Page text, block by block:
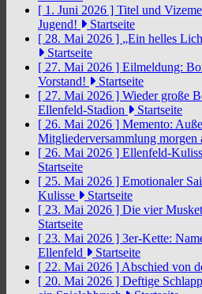
[ 1. Juni 2026 ] Titel und
Jugend!
Startseite
[ 28. Mai 2026 ] „Ein helles
Startseite
[ 27. Mai 2026 ] Eilmeldung:
Vorstand!
Startseite
[ 27. Mai 2026 ] Wieder große
Ellenfeld-Stadion
Startseite
[ 26. Mai 2026 ] Memento:
Mitgliederversammlung morgen
[ 26. Mai 2026 ] Ellenfeld-
Startseite
[ 25. Mai 2026 ] Emotionaler
Kulisse
Startseite
[ 23. Mai 2026 ] Die vier
Startseite
[ 23. Mai 2026 ] 3er-Kette:
Ellenfeld
Startseite
[ 22. Mai 2026 ] Abschied von
[ 20. Mai 2026 ] Deftige